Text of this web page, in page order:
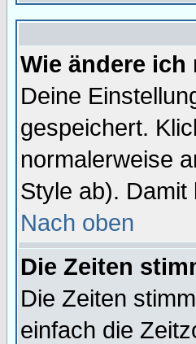
Wie ändere
Deine
gespeichert.
normalerweise
Style ab).
Nach oben
Die Zeiten
Die Zeiten
einfach die